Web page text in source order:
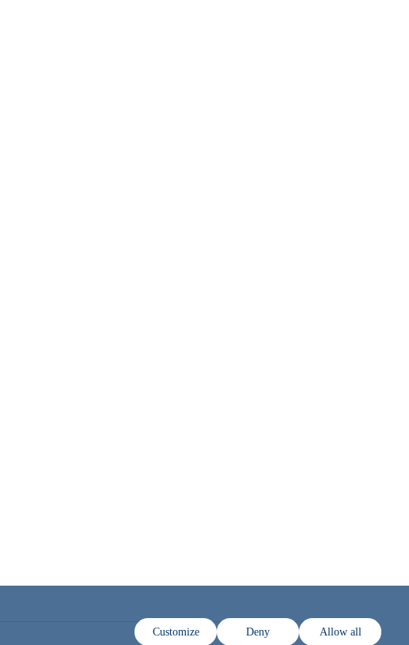
Customize Deny Allow all